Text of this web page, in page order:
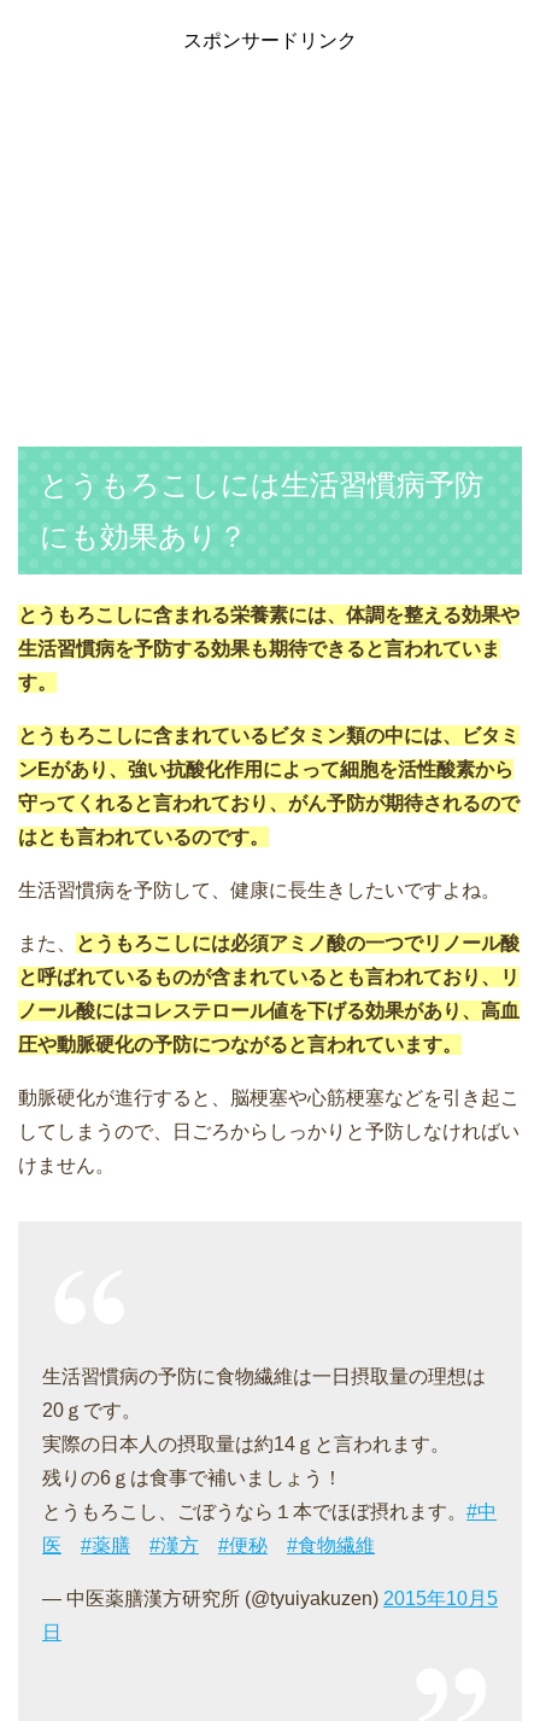
スポンサードリンク
とうもろこしには生活習慣病予防
にも効果あり？
とうもろこしに含まれる栄養素には、体調を整える効果や
生活習慣病を予防する効果も期待できると言われていま
す。
とうもろこしに含まれているビタミン類の中には、ビタミ
ンEがあり、強い抗酸化作用によって細胞を活性酸素から
守ってくれると言われており、がん予防が期待されるので
はとも言われているのです。
生活習慣病を予防して、健康に長生きしたいですよね。
また、
とうもろこしには必須アミノ酸の一つでリノール酸
と呼ばれているものが含まれているとも言われており、リ
ノール酸にはコレステロール値を下げる効果があり、高血
圧や動脈硬化の予防につながると言われています。
動脈硬化が進行すると、脳梗塞や心筋梗塞などを引き起こ
してしまうので、日ごろからしっかりと予防しなければい
けません。
生活習慣病の予防に食物繊維は一日摂取量の理想は
20ｇです。
実際の日本人の摂取量は約14ｇと言われます。
残りの6ｇは食事で補いましょう！
とうもろこし、ごぼうなら１本でほぼ摂れます。 #中
医
#薬膳 #漢方 #便秘 #食物繊維
— 中医薬膳漢方研究所 (@tyuiyakuzen) 2015年10月5
日